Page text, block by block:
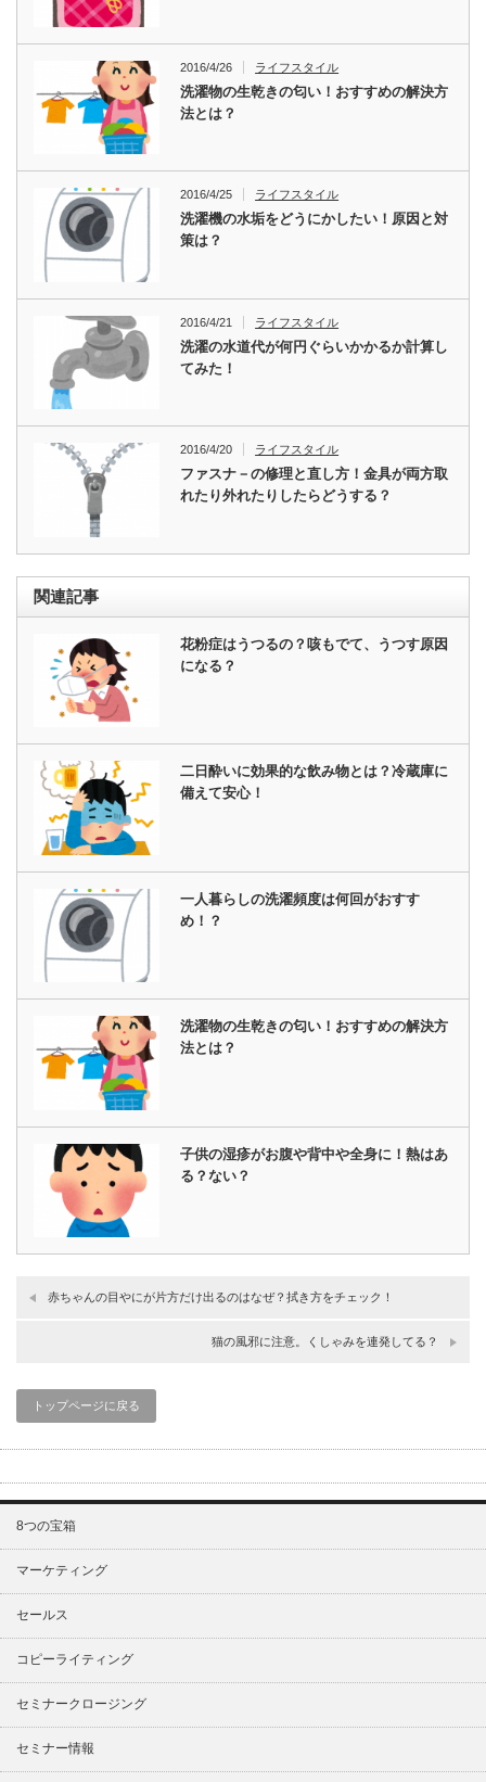
2016/4/26 ライフスタイル
洗濯物の生乾きの匂い！おすすめの解決方
法とは？
2016/4/25 ライフスタイル
洗濯機の水垢をどうにかしたい！原因と対
策は？
2016/4/21 ライフスタイル
洗濯の水道代が何円ぐらいかかるか計算し
てみた！
2016/4/20 ライフスタイル
ファスナ－の修理と直し方！金具が両方取
れたり外れたりしたらどうする？
関連記事
花粉症はうつるの？咳もでて、うつす原因
になる？
二日酔いに効果的な飲み物とは？冷蔵庫に
備えて安心！
一人暮らしの洗濯頻度は何回がおすす
め！？
洗濯物の生乾きの匂い！おすすめの解決方
法とは？
子供の湿疹がお腹や背中や全身に！熱はあ
る？ない？
赤ちゃんの目やにが片方だけ出るのはなぜ？拭き方をチェック！
猫の風邪に注意。くしゃみを連発してる？
トップページに戻る
8つの宝箱
マーケティング
セールス
コピーライティング
セミナークロージング
セミナー情報